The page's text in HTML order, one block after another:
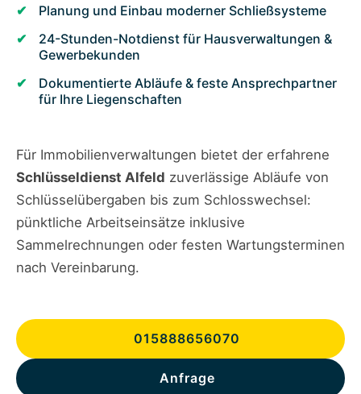
Planung und Einbau moderner Schließsysteme
24-Stunden-Notdienst für Hausverwaltungen &
Gewerbekunden
Dokumentierte Abläufe & feste Ansprechpartner
für Ihre Liegenschaften
Für Immobilienverwaltungen bietet der erfahrene
Schlüsseldienst Alfeld zuverlässige Abläufe von
Schlüsselübergaben bis zum Schlosswechsel:
pünktliche Arbeitseinsätze inklusive
Sammelrechnungen oder festen Wartungsterminen
nach Vereinbarung.
015888656070
Anfrage